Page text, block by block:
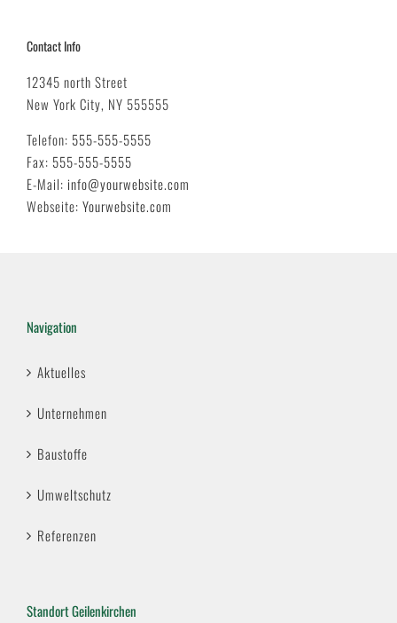
Contact Info
12345 north Street
New York City, NY 555555
Telefon: 555-555-5555
Fax: 555-555-5555
E-Mail: info@yourwebsite.com
Webseite: Yourwebsite.com
Navigation
Aktuelles
Unternehmen
Baustoffe
Umweltschutz
Referenzen
Standort Geilenkirchen